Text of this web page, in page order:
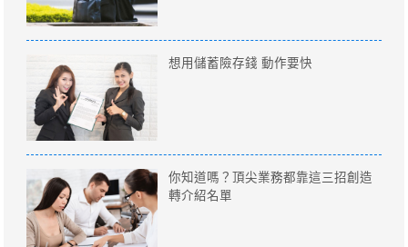
想用儲蓄險存錢 動作要快
你知道嗎？頂尖業務都靠這三招創造
轉介紹名單